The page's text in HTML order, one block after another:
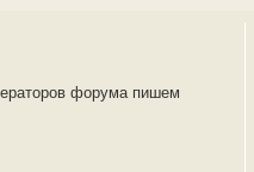
форума пишем